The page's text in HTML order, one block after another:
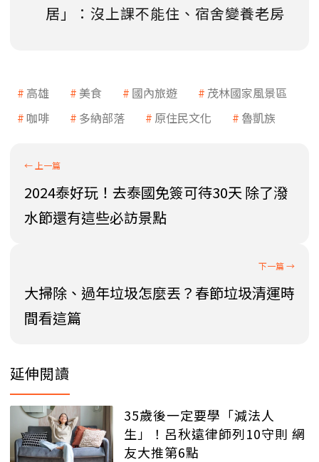
居」：沒上課不能住、宿舍變養老房
高雄 美食 國內旅遊
茂林國家風景區
咖啡
多納部落 原住民文化 魯凱族
2024泰好玩！去泰國免簽可待30天 除了潑
水節還有這些必訪景點
大掃除、過年垃圾怎麼丟？春節垃圾清運時
間看這篇
延伸閱讀
35歲後一定要學「減法人
生」！呂秋遠律師列10守則 網
友大推第6點